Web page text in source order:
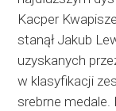
Kacper
stanął Jakub
uzyskanych
w klasyfikacji
srebrne medale.